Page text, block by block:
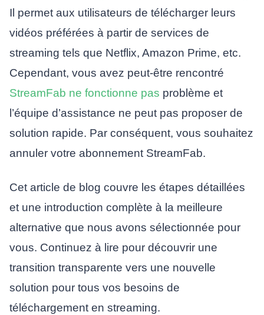
Il permet aux utilisateurs de télécharger leurs
vidéos préférées à partir de services de
streaming tels que Netflix, Amazon Prime, etc.
Cependant, vous avez peut-être rencontré
StreamFab ne fonctionne pas problème et
l’équipe d’assistance ne peut pas proposer de
solution rapide. Par conséquent, vous souhaitez
annuler votre abonnement StreamFab.
Cet article de blog couvre les étapes détaillées
et une introduction complète à la meilleure
alternative que nous avons sélectionnée pour
vous. Continuez à lire pour découvrir une
transition transparente vers une nouvelle
solution pour tous vos besoins de
téléchargement en streaming.